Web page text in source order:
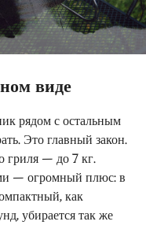
виде
рядом с остальным
Это главный закон.
гриля — до 7 кг.
— огромный плюс: в
как
убирается так же